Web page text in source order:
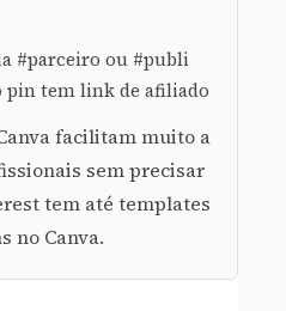
#parceiro ou #publi
pin tem link de afiliado
facilitam muito a
sem precisar
tem até templates
no Canva.